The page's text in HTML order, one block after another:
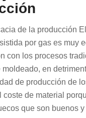
de la producción
por gas es muy
con los procesos
moldeado, en
de producción de
coste de material
que son buenos